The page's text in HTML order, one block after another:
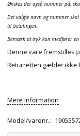
Ønskes der også nummer på,
Det valgte navn og nummer
til betalingen.
Bemærk at tryk kan medfører
Denne vare fremstilles
Returretten gælder ikke
Mere information
Model/varenr.: